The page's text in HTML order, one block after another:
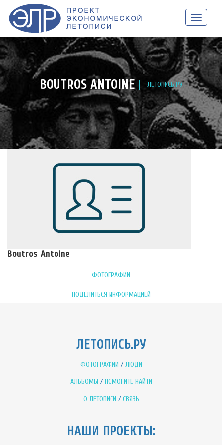
BOUTROS ANTOINE ЛЕТОПИСЬ.РУ
Boutros Antoine
ФОТОГРАФИИ
ПОДЕЛИТЬСЯ ИНФОРМАЦИЕЙ
ЛЕТОПИСЬ.РУ
ФОТОГРАФИИ /ЛЮДИ
АЛЬБОМЫ /ПОМОГИТЕ НАЙТИ
О ЛЕТОПИСИ /СВЯЗЬ
НАШИ ПРОЕКТЫ: